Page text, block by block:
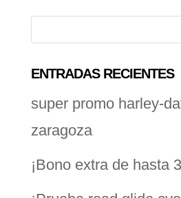
ENTRADAS RECIENTES
super promo harley-
zaragoza
¡Bono extra de hasta